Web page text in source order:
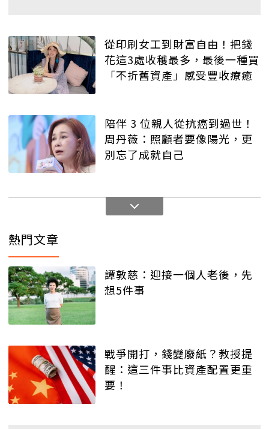
從印刷女工到財富自由！把錢
花這3處收穫最多，最後一種買
「不折舊資產」感受豐收療癒
陪伴 3 位親人從抗癌到過世！
周丹薇：照顧者要像陽光，更
別忘了成就自己
熱門文章
譚敦慈：迎接一個人老後，先
想5件事
戰爭開打，錢變廢紙？教授提
醒：這三件事比資產配置更重
要！